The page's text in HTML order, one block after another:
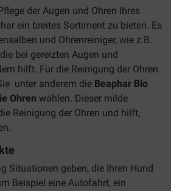
der Augen und Ohren Ihres
ein breites Sortiment zu bieten. Es
und Ohrenreiniger, wie z.B.
bei gereizten Augen und
hilft. Für die Reinigung der Ohren
unter anderem die Beaphar Bio
Ohren wählen. Dieser milde
Reinigung der Ohren und hilft,
Situationen geben, die Ihren Hund
Beispiel eine Autofahrt, ein